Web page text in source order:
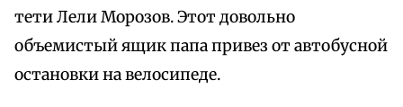
тети Лели Морозов. Этот довольно
объемистый ящик папа привез от автобусной
остановки на велосипеде.